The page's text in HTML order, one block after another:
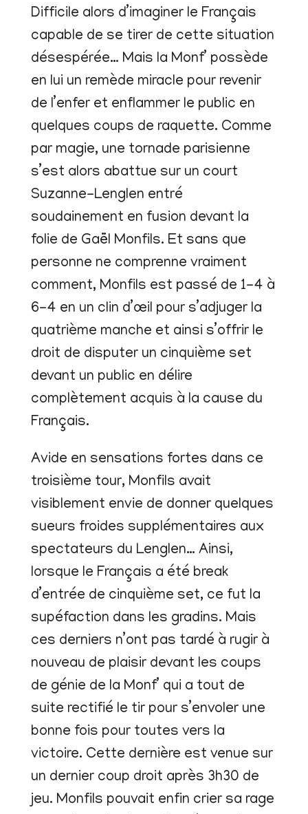
Difficile alors d’imaginer le Français
capable de se tirer de cette situation
désespérée… Mais la Monf’ possède
en lui un remède miracle pour revenir
de l’enfer et enflammer le public en
quelques coups de raquette. Comme
par magie, une tornade parisienne
s’est alors abattue sur un court
Suzanne-Lenglen entré
soudainement en fusion devant la
folie de Gaël Monfils. Et sans que
personne ne comprenne vraiment
comment, Monfils est passé de 1-4 à
6-4 en un clin d’œil pour s’adjuger la
quatrième manche et ainsi s’offrir le
droit de disputer un cinquième set
devant un public en délire
complètement acquis à la cause du
Français.
Avide en sensations fortes dans ce
troisième tour, Monfils avait
visiblement envie de donner quelques
sueurs froides supplémentaires aux
spectateurs du Lenglen… Ainsi,
lorsque le Français a été break
d’entrée de cinquième set, ce fut la
supéfaction dans les gradins. Mais
ces derniers n’ont pas tardé à rugir à
nouveau de plaisir devant les coups
de génie de la Monf’ qui a tout de
suite rectifié le tir pour s’envoler une
bonne fois pour toutes vers la
victoire. Cette dernière est venue sur
un dernier coup droit après 3h30 de
jeu. Monfils pouvait enfin crier sa rage